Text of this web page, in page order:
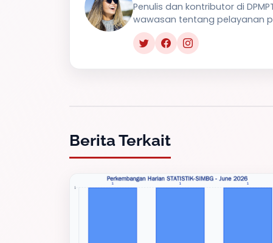
Penulis dan kontributor di
wawasan tentang pelayanan
Berita Terkait